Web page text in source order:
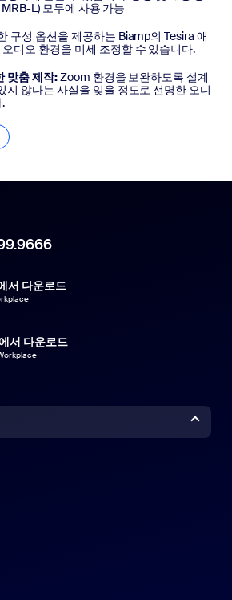
L) 모두에 사용 가능
구성 옵션을 제공하는 Biamp의 Tesira 애
디오 환경을 미세 조정할 수 있습니다.
맞춤 제작:Zoom 환경을 보완하도록 설계
지 않다는 사실을 잊을 정도로 선명한 오디
서 다운로드
서 다운로드